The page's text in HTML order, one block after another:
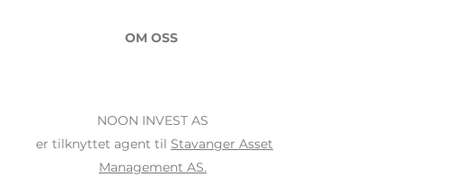
OM OSS
NOON INVEST AS
er tilknyttet agent til Stavanger Asset
Management AS.